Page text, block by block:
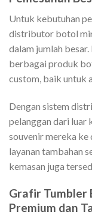
Untuk kebutuhan
distributor botol
dalam jumlah
berbagai produk
custom, baik untuk
Dengan sistem
pelanggan dari luar
souvenir mereka ke
layanan tambahan
kemasan juga
Grafir Tumbler
Premium dan